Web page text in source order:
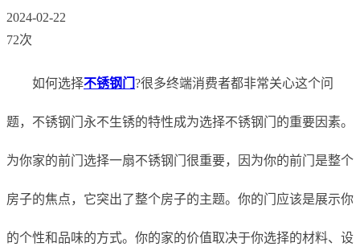
2024-02-22
72次
如何选择不锈钢门 ?很多终端消费者都非常关心这个问
题，不锈钢门永不生锈的特性成为选择不锈钢门的重要因素。
为你家的前门选择一扇不锈钢门很重要，因为你的前门是整个
房子的焦点，它突出了整个房子的主题。你的门应该是展示你
的个性和品味的方式。你的家的价值取决于你选择的材料、设